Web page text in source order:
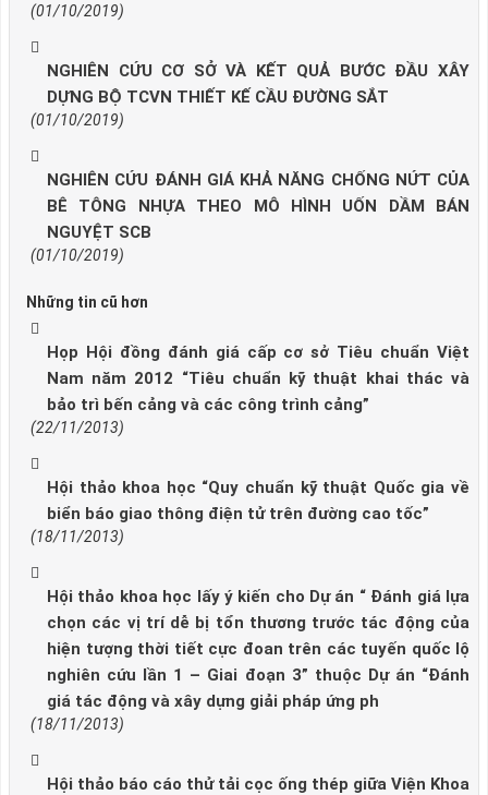
(01/10/2019)
NGHIÊN CỨU CƠ SỞ VÀ KẾT QUẢ BƯỚC ĐẦU XÂY
DỰNG BỘ TCVN THIẾT KẾ CẦU ĐƯỜNG SẮT
(01/10/2019)
NGHIÊN CỨU ĐÁNH GIÁ KHẢ NĂNG CHỐNG NỨT CỦA
BÊ TÔNG NHỰA THEO MÔ HÌNH UỐN DẦM BÁN
NGUYỆT SCB
(01/10/2019)
Những tin cũ hơn
Họp Hội đồng đánh giá cấp cơ sở Tiêu chuẩn Việt
Nam năm 2012 “Tiêu chuẩn kỹ thuật khai thác và
bảo trì bến cảng và các công trình cảng”
(22/11/2013)
Hội thảo khoa học “Quy chuẩn kỹ thuật Quốc gia về
biển báo giao thông điện tử trên đường cao tốc”
(18/11/2013)
Hội thảo khoa học lấy ý kiến cho Dự án “ Đánh giá lựa
chọn các vị trí dễ bị tổn thương trước tác động của
hiện tượng thời tiết cực đoan trên các tuyến quốc lộ
nghiên cứu lần 1 – Giai đoạn 3” thuộc Dự án “Đánh
giá tác động và xây dựng giải pháp ứng ph
(18/11/2013)
Hội thảo báo cáo thử tải cọc ống thép giữa Viện Khoa